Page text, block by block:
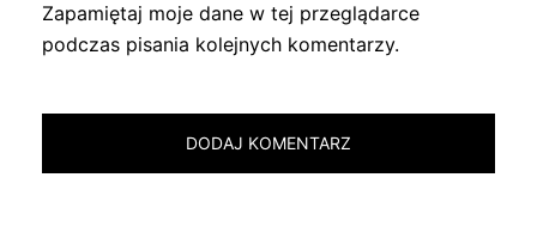
Zapamiętaj moje dane w tej przeglądarce
podczas pisania kolejnych komentarzy.